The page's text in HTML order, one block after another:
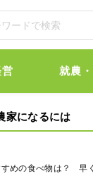
就農
家になるには
めの食べ物は？ 早